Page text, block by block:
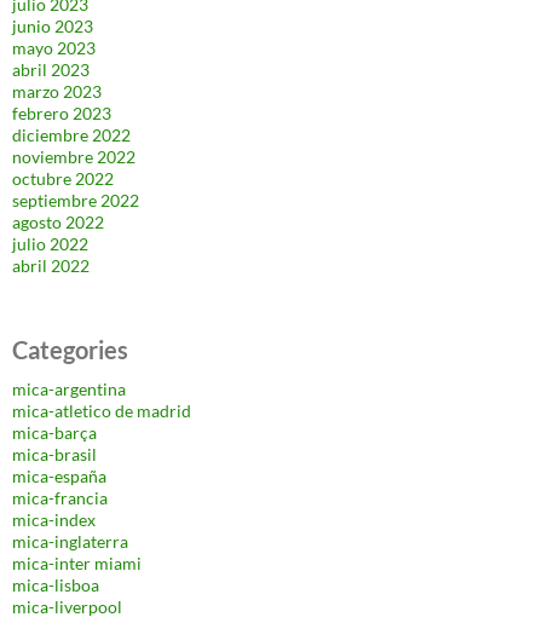
julio 2023
junio 2023
mayo 2023
abril 2023
marzo 2023
febrero 2023
diciembre 2022
noviembre 2022
octubre 2022
septiembre 2022
agosto 2022
julio 2022
abril 2022
Categories
mica-argentina
mica-atletico de madrid
mica-barça
mica-brasil
mica-españa
mica-francia
mica-index
mica-inglaterra
mica-inter miami
mica-lisboa
mica-liverpool